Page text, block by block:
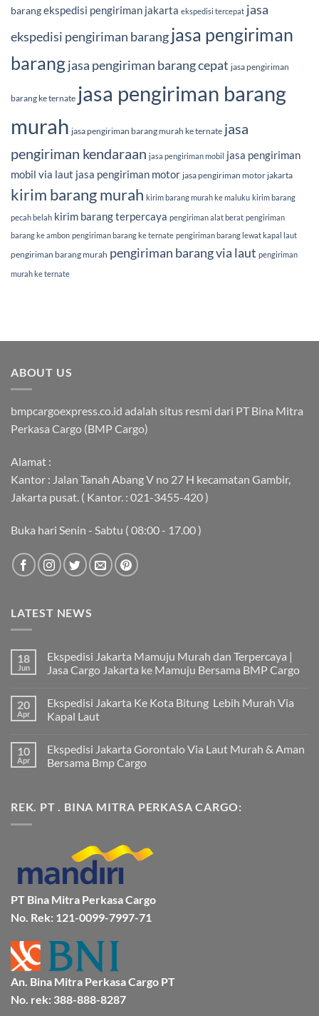
barangekspedisi pengiriman jakarta ekspedisi tercepat jasa
ekspedisi pengiriman barangjasa pengiriman
barangjasa pengiriman barang cepat jasa pengiriman
barang ke ternate jasa pengiriman barang
murah jasa pengiriman barang murah ke ternate jasa
pengiriman kendaraan jasa pengiriman mobil jasa pengiriman
mobil via laut jasa pengiriman motor jasa pengiriman motor jakarta
kirim barang murah kirim barang murah ke maluku kirim barang
pecah belah kirim barang terpercaya pengiriman alat berat pengiriman
barang ke ambon pengiriman barang ke ternate pengiriman barang lewat kapal laut
pengiriman barang murah pengiriman barang via laut pengiriman
murah ke ternate
ABOUT US
bmpcargoexpress.co.id adalah situs resmi dari PT Bina Mitra
Perkasa Cargo (BMP Cargo)
Alamat :
Kantor : Jalan Tanah Abang V no 27 H kecamatan Gambir,
Jakarta pusat. ( Kantor. : 021-3455-420 )
Buka hari Senin - Sabtu ( 08:00 - 17.00 )
LATEST NEWS
18
Jun
Ekspedisi Jakarta Mamuju Murah dan Terpercaya |
Jasa Cargo Jakarta ke Mamuju Bersama BMP Cargo
komentar
pada
Ekspedisi
Murah
dan
Terpercaya
Jakarta
ke
20
Apr
Ekspedisi Jakarta Ke Kota Bitung Lebih Murah Via
Kapal Laut
komentar
pada
Ekspedisi
Bitung
Lebih
10
Apr
Ekspedisi Jakarta Gorontalo Via Laut Murah & Aman
Bersama Bmp Cargo
pada
Ekspedisi
&
Aman
Bmp
Cargo
REK. PT . BINA MITRA PERKASA CARGO:
PT Bina Mitra Perkasa Cargo
No. Rek: 121-0099-7997-71
An. Bina Mitra Perkasa Cargo PT
No. rek: 388-888-8287